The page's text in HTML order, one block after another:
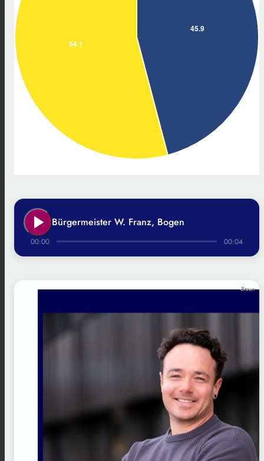
play_arrow Bürgermeister W. Franz, Bogen
00:00 00:04
Braun